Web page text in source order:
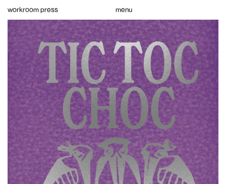
workroom press menu